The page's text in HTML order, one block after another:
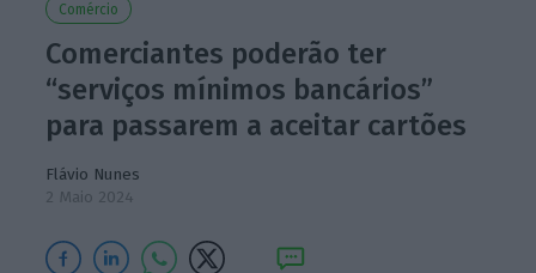
Comércio
Comerciantes poderão ter
“serviços mínimos bancários”
para passarem a aceitar cartões
Flávio Nunes
2 Maio 2024